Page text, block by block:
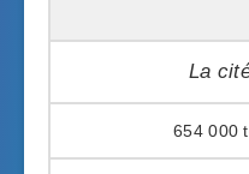
La
654 000